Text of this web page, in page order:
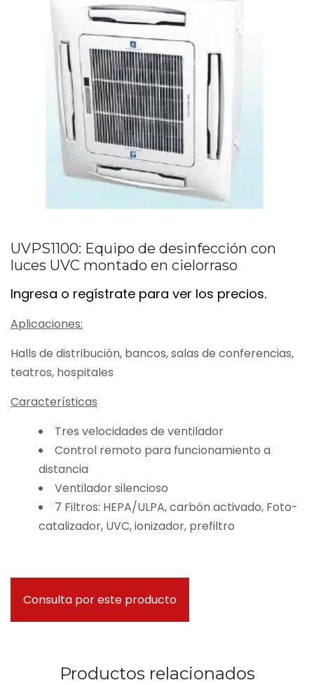
UVPS1100: Equipo de desinfección con
luces UVC montado en cielorraso
Ingresa o regístrate para ver los precios.
Aplicaciones:
Halls de distribución, bancos, salas de conferencias,
teatros, hospitales
Características
Tres velocidades de ventilador
Control remoto para funcionamiento a
distancia
Ventilador silencioso
7 Filtros: HEPA/ULPA, carbón activado, Foto-
catalizador, UVC, ionizador, prefiltro
Consulta por este producto
Productos relacionados